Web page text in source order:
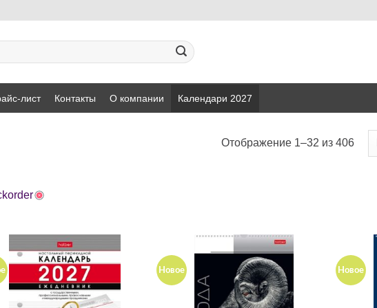
лист Контакты О компании Календари 2027
Отображение 1–32 из 406
в список
желаний
Новое
Добавить
в список
желаний
Новое